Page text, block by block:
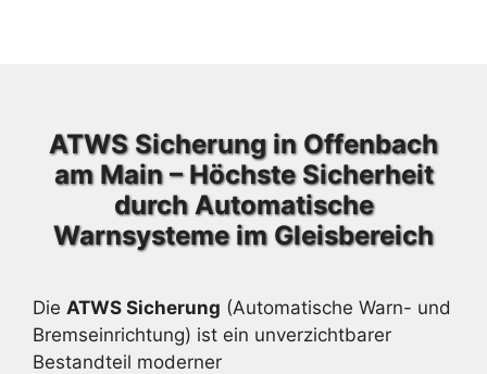
ATWS Sicherung in Offenbach
am Main – Höchste Sicherheit
durch Automatische
Warnsysteme im Gleisbereich
Die ATWS Sicherung (Automatische Warn- und
Bremseinrichtung) ist ein unverzichtbarer
Bestandteil moderner